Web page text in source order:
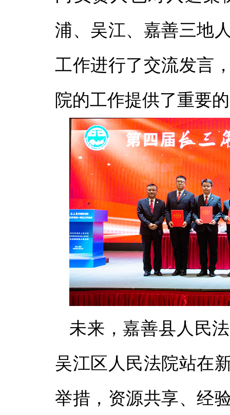
浦、吴江、嘉善三地
工作进行了交流发言
院的工作提供了重要
未来，嘉善县人民
吴江区人民法院站在
举措，资源共享、经